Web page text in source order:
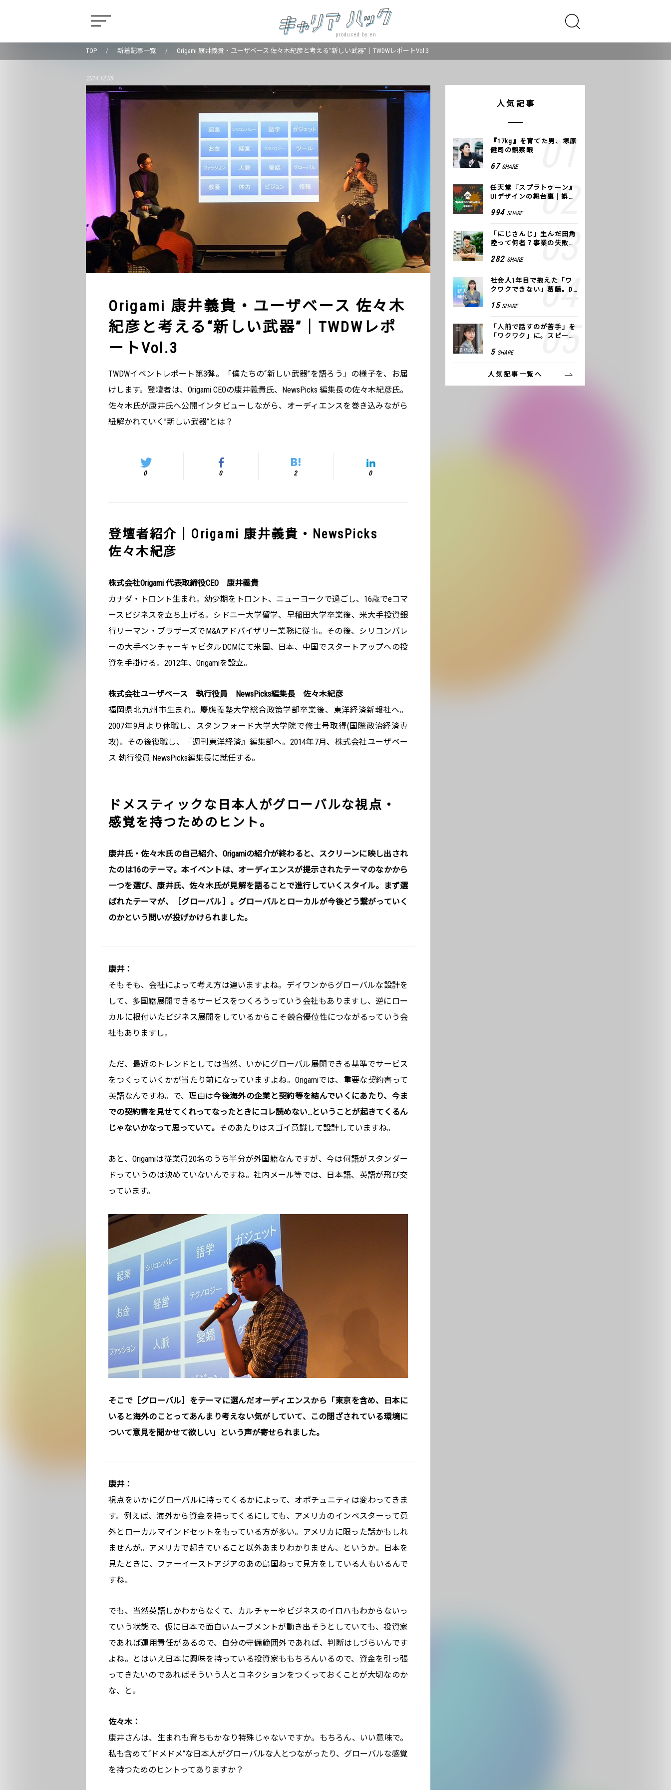
produced by en
TOP 新着記事一覧 Origami 康井義貴・ユーザベース 佐々木紀彦と考える“新しい武器”｜TWDWレポートVol.3
2014.12.05
Origami 康井義貴・ユーザベース 佐々木
紀彦と考える“新しい武器”｜TWDWレポ
ートVol.3
TWDWイベントレポート第3弾。「僕たちの“新しい武器”を語ろう」の様子を、お届
けします。登壇者は、Origami CEOの康井義貴氏、NewsPicks 編集長の佐々木紀彦氏。
佐々木氏が康井氏へ公開インタビューしながら、オーディエンスを巻き込みながら
紐解かれていく”新しい武器”とは？
0 0 2 0
登壇者紹介｜Origami 康井義貴・NewsPicks
佐々木紀彦
株式会社Origami 代表取締役CEO 康井義貴
カナダ・トロント生まれ。幼少期をトロント、ニューヨークで過ごし、16歳でeコマ
ースビジネスを立ち上げる。シドニー大学留学、早稲田大学卒業後、米大手投資銀
行リーマン・ブラザーズでM&Aアドバイザリー業務に従事。その後、シリコンバレ
ーの大手ベンチャーキャピタルDCMにて米国、日本、中国でスタートアップへの投
資を手掛ける。2012年、Origamiを設立。
株式会社ユーザベース 執行役員 NewsPicks編集長 佐々木紀彦
福岡県北九州市生まれ。慶應義塾大学総合政策学部卒業後、東洋経済新報社へ。
2007年9月より休職し、スタンフォード大学大学院で修士号取得(国際政治経済専
攻)。その後復職し、『週刊東洋経済』編集部へ。2014年7月、株式会社ユーザベー
ス 執行役員 NewsPicks編集長に就任する。
ドメスティックな日本人がグローバルな視点・
感覚を持つためのヒント。
康井氏・佐々木氏の自己紹介、Origamiの紹介が終わると、スクリーンに映し出され
たのは16のテーマ。本イベントは、オーディエンスが提示されたテーマのなかから
一つを選び、康井氏、佐々木氏が見解を語ることで進行していくスタイル。まず選
ばれたテーマが、［グローバル］。グローバルとローカルが今後どう繋がっていく
のかという問いが投げかけられました。
康井：
そもそも、会社によって考え方は違いますよね。デイワンからグローバルな設計を
して、多国籍展開できるサービスをつくろうっていう会社もありますし、逆にロー
カルに根付いたビジネス展開をしているからこそ競合優位性につながるっていう会
社もありますし。
ただ、最近のトレンドとしては当然、いかにグローバル展開できる基準でサービス
をつくっていくかが当たり前になっていますよね。Origamiでは、重要な契約書って
英語なんですね。で、理由は今後海外の企業と契約等を結んでいくにあたり、今ま
での契約書を見せてくれってなったときにコレ読めない…ということが起きてくるん
じゃないかなって思っていて。 そのあたりはスゴイ意識して設計していますね。
あと、Origamiは従業員20名のうち半分が外国籍なんですが、今は何語がスタンダー
ドっていうのは決めていないんですね。社内メール等では、日本語、英語が飛び交
っています。
そこで［グローバル］をテーマに選んだオーディエンスから「東京を含め、日本に
いると海外のことってあんまり考えない気がしていて、この閉ざされている環境に
ついて意見を聞かせて欲しい」という声が寄せられました。
康井：
視点をいかにグローバルに持ってくるかによって、オポチュニティは変わってきま
す。例えば、海外から資金を持ってくるにしても、アメリカのインベスターって意
外とローカルマインドセットをもっている方が多い。アメリカに限った話かもしれ
ませんが。アメリカで起きていること以外あまりわかりません、というか。日本を
見たときに、ファーイーストアジアのあの島国ねって見方をしている人もいるんで
すね。
でも、当然英語しかわからなくて、カルチャーやビジネスのイロハもわからないっ
ていう状態で、仮に日本で面白いムーブメントが動き出そうとしていても、投資家
であれば運用責任があるので、自分の守備範囲外であれば、判断はしづらいんです
よね。とはいえ日本に興味を持っている投資家ももちろんいるので、資金を引っ張
ってきたいのであればそういう人とコネクションをつくっておくことが大切なのか
な、と。
佐々木：
康井さんは、生まれも育ちもかなり特殊じゃないですか。もちろん、いい意味で。
私も含めて“ドメドメ”な日本人がグローバルな人とつながったり、グローバルな感覚
を持つためのヒントってありますか？
人気記事
『17kg』を育てた男、塚原
健司の観察眼
67 SHARE
任天堂『スプラトゥーン』
UIデザインの舞台裏｜娯楽
994 SHARE
「にじさんじ」生んだ田角
陸って何者？事業の失敗
COLOR
282 SHARE
社会人1年目で抱えた「ワ
クワクできない」葛藤。De
つけた、私の生きる道
15 SHARE
「人前で話すのが苦手」を
「ワクワク」に。スピーチ
方トレーニング」に込めた
5 SHARE
人気記事一覧へ